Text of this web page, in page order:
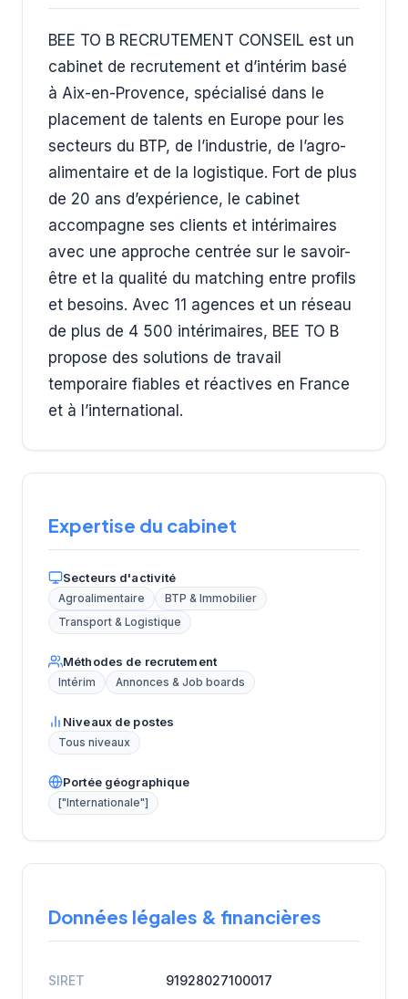
BEE TO B RECRUTEMENT CONSEIL est un
cabinet de recrutement et d’intérim basé
à Aix-en-Provence, spécialisé dans le
placement de talents en Europe pour les
secteurs du BTP, de l’industrie, de l’agro-
alimentaire et de la logistique. Fort de plus
de 20 ans d’expérience, le cabinet
accompagne ses clients et intérimaires
avec une approche centrée sur le savoir-
être et la qualité du matching entre profils
et besoins. Avec 11 agences et un réseau
de plus de 4 500 intérimaires, BEE TO B
propose des solutions de travail
temporaire fiables et réactives en France
et à l’international.
Expertise du cabinet
Secteurs d'activité
Agroalimentaire
BTP & Immobilier
Transport & Logistique
Méthodes de recrutement
Intérim Annonces & Job boards
Niveaux de postes
Tous niveaux
Portée géographique
["Internationale"]
Données légales & financières
SIRET 91928027100017